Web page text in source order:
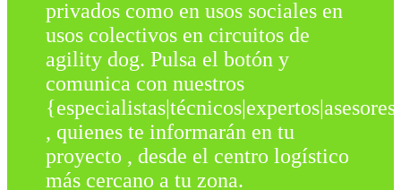
privados como en usos sociales en
usos colectivos en circuitos de
agility dog. Pulsa el botón y
comunica con nuestros
{especialistas|técnicos|expertos|asesores
, quienes te informarán en tu
proyecto , desde el centro logístico
más cercano a tu zona.